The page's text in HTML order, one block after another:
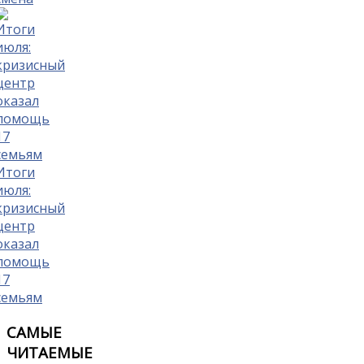
САМЫЕ
ЧИТАЕМЫЕ